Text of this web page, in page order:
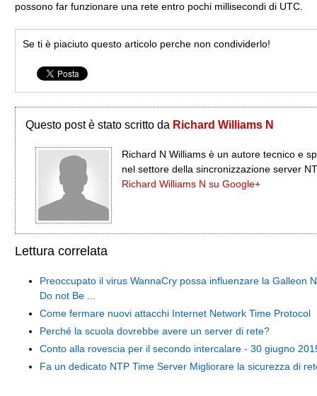
possono far funzionare una rete entro pochi millisecondi di UTC.
Se ti è piaciuto questo articolo perche non condividerlo!
Questo post è stato scritto da Richard Williams N
Richard N Williams è un autore tecnico e
nel settore della sincronizzazione server
Richard Williams N su Google+
Lettura correlata
Preoccupato il virus WannaCry possa influenzare la Galleon
Do not Be ...
Come fermare nuovi attacchi Internet Network Time Protocol
Perché la scuola dovrebbe avere un server di rete?
Conto alla rovescia per il secondo intercalare - 30 giugno
Fa un dedicato NTP Time Server Migliorare la sicurezza di